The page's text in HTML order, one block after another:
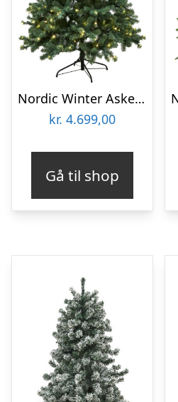
Nordic Winter Aske kunstigt juletræ med lys, 300 x 188 cm
kr. 4.699,00
Gå til shop